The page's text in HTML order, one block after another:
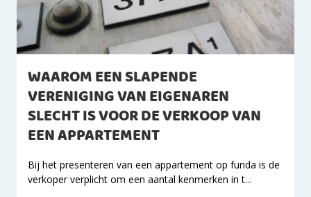
WAAROM EEN SLAPENDE
VERENIGING VAN EIGENAREN
SLECHT IS VOOR DE VERKOOP VAN
EEN APPARTEMENT
Bij het presenteren van een appartement op funda is de
verkoper verplicht om een aantal kenmerken in t...